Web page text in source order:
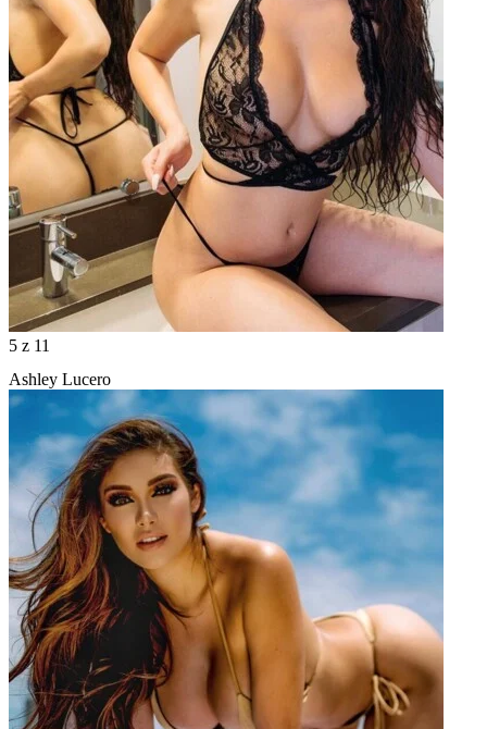
5 z 11
Ashley Lucero